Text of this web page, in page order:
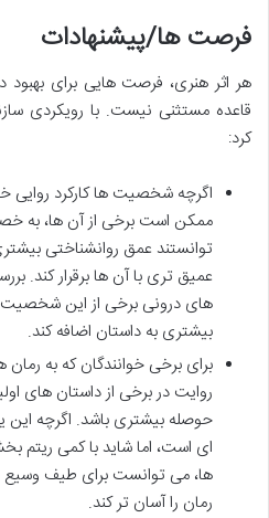
فرصت ها/پیشنهادات
هر اثر هنری، فرصت هایی برای بهبود
قاعده مستثنی نیست. با رویکردی
کرد:
اگرچه شخصیت ها کارکرد روایی
ممکن است برخی از آن ها،
توانستند عمق روانشناختی
عمیق تری با آن ها برقرار کند.
های درونی برخی از این
بیشتری به داستان اضافه کند.
برای برخی خوانندگان که به
روایت در برخی از داستان های
حوصله بیشتری باشد. اگرچه
ای است، اما شاید با کمی ریتم
ها، می توانست برای طیف وسیع
رمان را آسان تر کند.